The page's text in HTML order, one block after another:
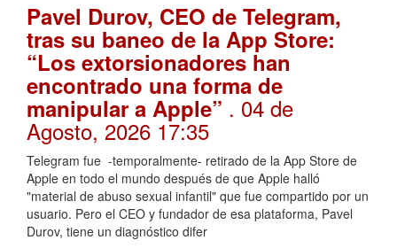
Pavel Durov, CEO de Telegram,
tras su baneo de la App Store:
“Los extorsionadores han
encontrado una forma de
manipular a Apple” . 04 de
Agosto, 2026 17:35
Telegram fue -temporalmente- retirado de la App Store de
Apple en todo el mundo después de que Apple halló
"material de abuso sexual infantil" que fue compartido por un
usuario. Pero el CEO y fundador de esa plataforma, Pavel
Durov, tiene un diagnóstico difer